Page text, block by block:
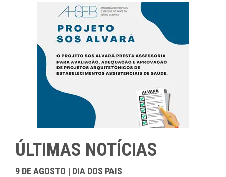
ÚLTIMAS NOTÍCIAS
9 DE AGOSTO | DIA DOS PAIS